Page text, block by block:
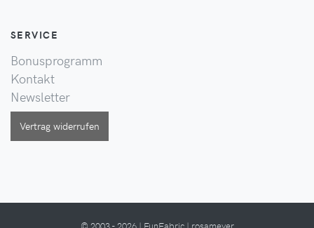
SERVICE
Bonusprogramm
Kontakt
Newsletter
Vertrag widerrufen
© 2003 - 2026 | FunFabric | rosameyer